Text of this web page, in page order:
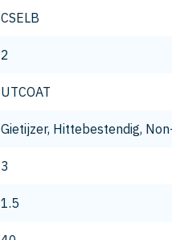
CSELB
2
UTCOAT
Gietijzer, Hittebestendig,
3
1.5